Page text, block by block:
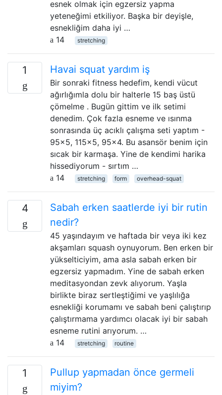
esnek olmak için egzersiz yapma
yeteneğimi etkiliyor. Başka bir deyişle,
esnekliğim daha iyi …
14
stretching
1 Havai squat yardım iş
Bir sonraki fitness hedefim, kendi vücut
ağırlığımla dolu bir halterle 15 baş üstü
çömelme . Bugün gittim ve ilk setimi
denedim. Çok fazla esneme ve ısınma
sonrasında üç acıklı çalışma seti yaptım -
95x5, 115x5, 95x4. Bu asansör benim için
sıcak bir karmaşa. Yine de kendimi harika
hissediyorum - sırtım …
14
stretching form overhead-squat
4
Sabah erken saatlerde iyi bir rutin
nedir?
45 yaşındayım ve haftada bir veya iki kez
akşamları squash oynuyorum. Ben erken bir
yükselticiyim, ama asla sabah erken bir
egzersiz yapmadım. Yine de sabah erken
meditasyondan zevk alıyorum. Yaşla
birlikte biraz sertleştiğimi ve yaşlılığa
esnekliği korumamı ve sabah beni çalıştırıp
çalıştırmama yardımcı olacak iyi bir sabah
esneme rutini arıyorum. …
14
stretching routine
1
Pullup yapmadan önce germeli
miyim?